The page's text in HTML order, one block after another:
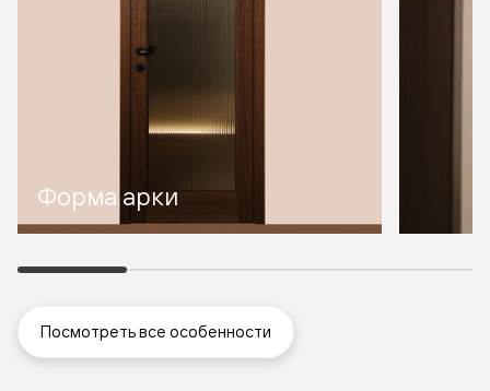
Форма арки
Посмотреть все особенности